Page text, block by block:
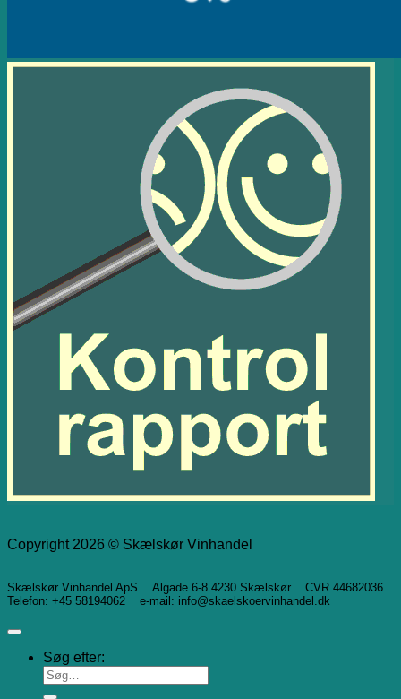
Copyright 2026 © Skælskør Vinhandel
Skælskør Vinhandel ApS Algade 6-8 4230 Skælskør CVR 44682036
Telefon: +45 58194062 e-mail: info@skaelskoervinhandel.dk
Søg efter: